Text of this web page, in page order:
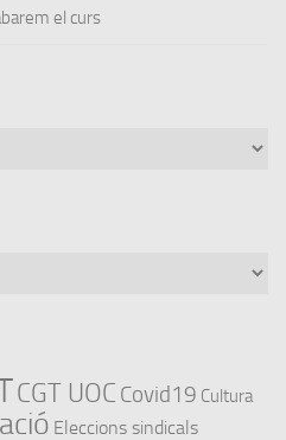
el curs
CGT UOC Covid19 Cultura
Eleccions sindicals